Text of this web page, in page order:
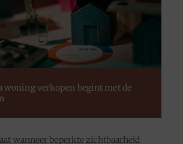
woning verkopen begint met de
wanneer beperkte zichtbaarheid